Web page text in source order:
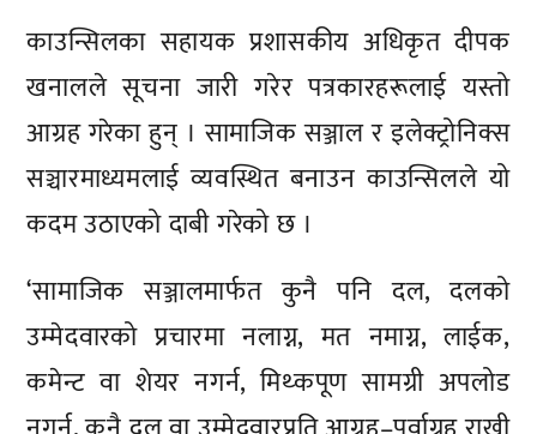
काउन्सिलका सहायक प्रशासकीय अधिकृत दीपक
खनालले सूचना जारी गरेर पत्रकारहरूलाई यस्तो
आग्रह गरेका हुन् । सामाजिक सञ्जाल र इलेक्ट्रोनिक्स
सञ्चारमाध्यमलाई व्यवस्थित बनाउन काउन्सिलले यो
कदम उठाएको दाबी गरेको छ ।
‘सामाजिक सञ्जालमार्फत कुनै पनि दल, दलको
उम्मेदवारको प्रचारमा नलाग्न, मत नमाग्न, लाईक,
कमेन्ट वा शेयर नगर्न, मिथ्कपूण सामग्री अपलोड